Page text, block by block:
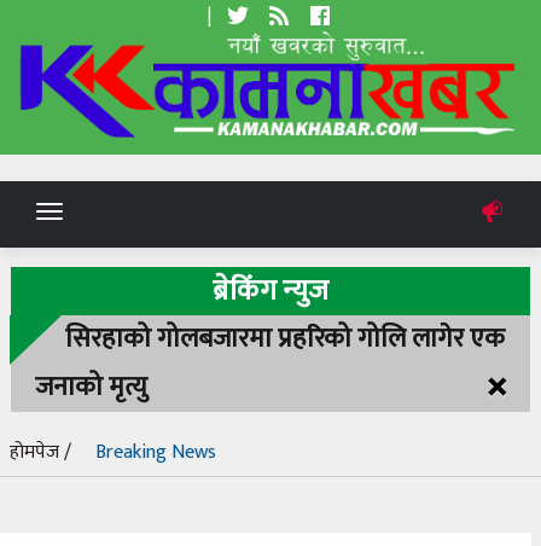
|
Toggle
navigation
ब्रेकिंग न्युज
सिरहाको गोलबजारमा प्रहरिको गोलि लागेर एक
जनाको मृत्यु
×
होमपेज / Breaking News